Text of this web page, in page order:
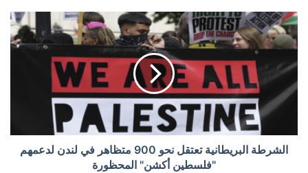
الشرطة البريطانية تعتقل نحو 900 متظاهر في لندن لدعمهم
"فلسطين أكشن" المحظورة